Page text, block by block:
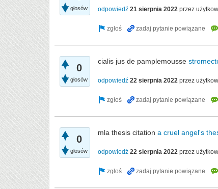
głosów odpowiedź 21 sierpnia 2022 przez
0
głosów
cialis jus de pamplemousse
odpowiedź 22 sierpnia 2022 przez
0
głosów
mla thesis citation a cruel angel's
odpowiedź 22 sierpnia 2022 przez